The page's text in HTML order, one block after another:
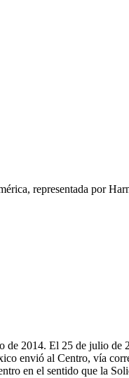
representada por
2014. El 25 de julio
envió al Centro, vía
en el sentido que la